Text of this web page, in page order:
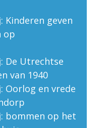
Kinderen geven
op
De Utrechtse
van 1940
Oorlog en vrede
bommen op het